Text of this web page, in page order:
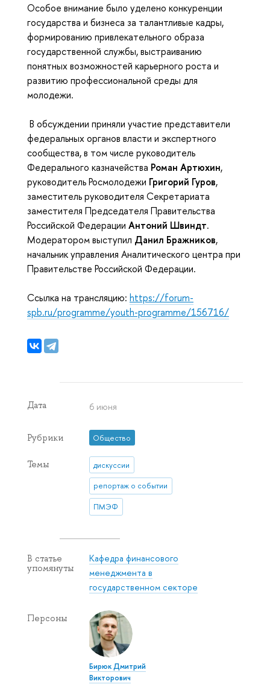
Особое внимание было уделено конкуренции
государства и бизнеса за талантливые кадры,
формированию привлекательного образа
государственной службы, выстраиванию
понятных возможностей карьерного роста и
развитию профессиональной среды для
молодежи.
федеральных органов власти и экспертного
сообщества, в том числе руководитель
Федерального казначейства Роман Артюхин,
руководитель Росмолодежи Григорий Гуров,
заместитель руководителя Секретариата
заместителя Председателя Правительства
Российской Федерации Антоний Швиндт.
Модератором выступил Данил Бражников,
начальник управления Аналитического центра при
Правительстве Российской Федерации.
Ссылка на трансляцию: https://forum-
spb.ru/programme/youth-programme/156716/
Дата 6 июня
Рубрики Общество
Темы дискуссии
репортаж о событии
ПМЭФ
В статье
упомянуты
Кафедра финансового
менеджмента в
государственном секторе
Персоны
Бирюк Дмитрий
Викторович